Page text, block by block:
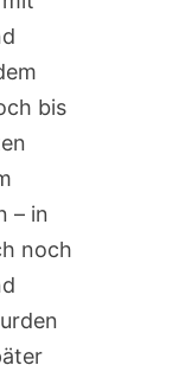
bis
– in
noch